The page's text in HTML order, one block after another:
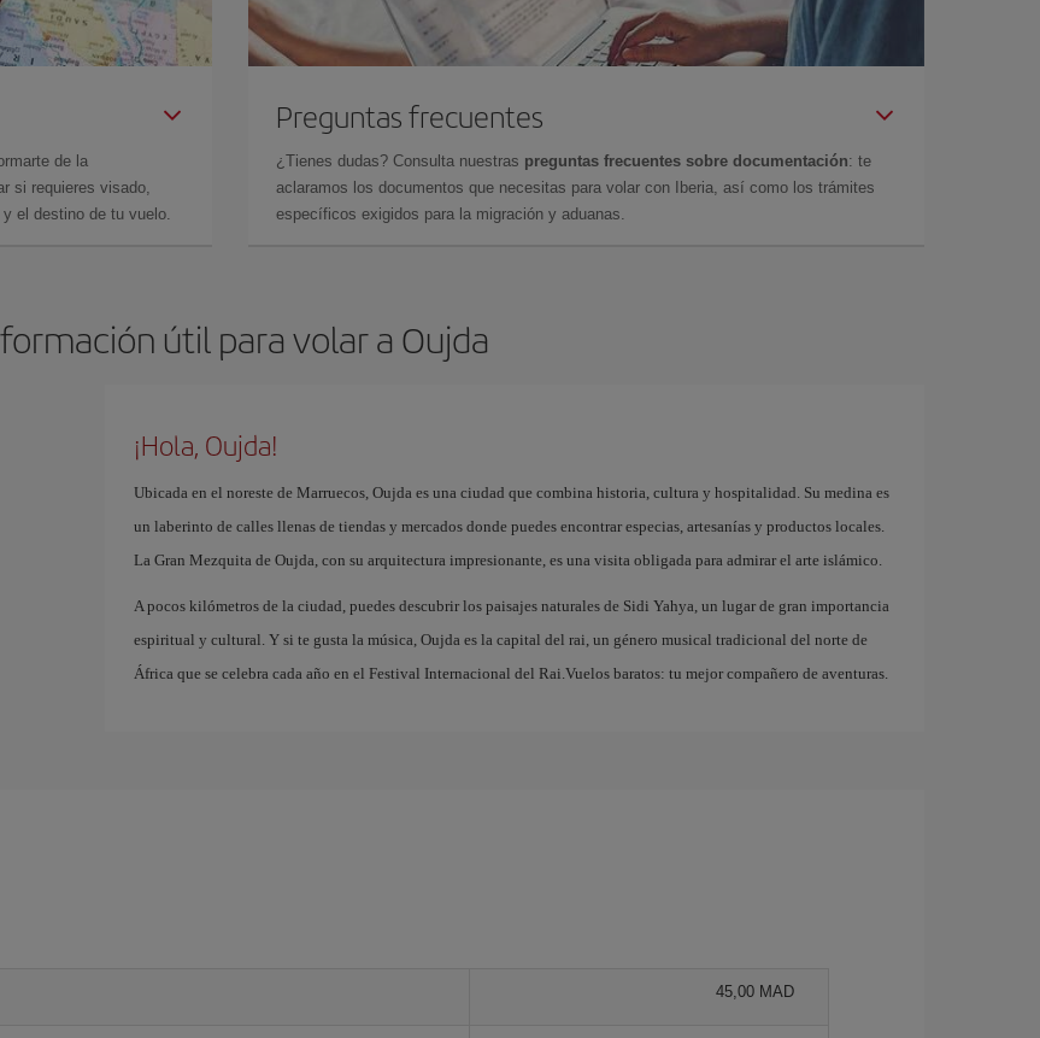
de la
si requieres visado,
el destino de tu vuelo.
Preguntas frecuentes
¿Tienes dudas? Consulta nuestras preguntas frecuentes sobre documentación: te
aclaramos los documentos que necesitas para volar con Iberia, así como los trámites
específicos exigidos para la migración y aduanas.
útil para volar a Oujda
¡Hola, Oujda!
Ubicada en el noreste de Marruecos, Oujda es una ciudad que combina historia, cultura y hospitalidad. Su medina es
un laberinto de calles llenas de tiendas y mercados donde puedes encontrar especias, artesanías y productos locales.
La Gran Mezquita de Oujda, con su arquitectura impresionante, es una visita obligada para admirar el arte islámico.
A pocos kilómetros de la ciudad, puedes descubrir los paisajes naturales de Sidi Yahya, un lugar de gran importancia
espiritual y cultural. Y si te gusta la música, Oujda es la capital del rai, un género musical tradicional del norte de
África que se celebra cada año en el Festival Internacional del Rai.Vuelos baratos: tu mejor compañero de aventuras.
45,00 MAD